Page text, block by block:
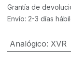
Grantía de
Envío: 2-3 días
Analógico: XVR